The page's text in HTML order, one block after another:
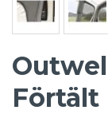
Förtält